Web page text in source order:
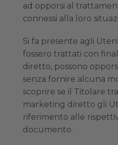
ad opporsi al
connessi alla loro
Si fa presente agli
fossero trattati con
diretto, possono
senza fornire alcuna
scoprire se il Titolare
marketing diretto gli
riferimento alle
documento.